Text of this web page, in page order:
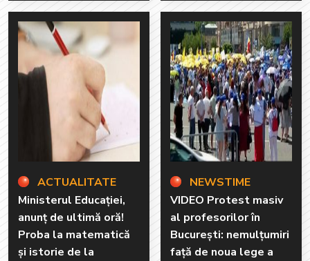
ACTUALITATE
Ministerul Educației,
anunț de ultimă oră!
Proba la matematică
și istorie de la
NEWSTIME
VIDEO Protest masiv
al profesorilor în
București: nemulțumiri
față de noua lege a